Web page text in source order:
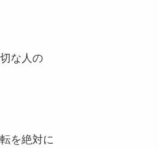
な人の
を絶対に